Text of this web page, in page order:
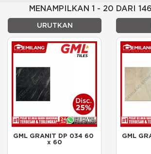
MENAMPILKAN 1 - 20 DARI
URUTKAN
GML GRANIT DP 034 60
x 60
GML